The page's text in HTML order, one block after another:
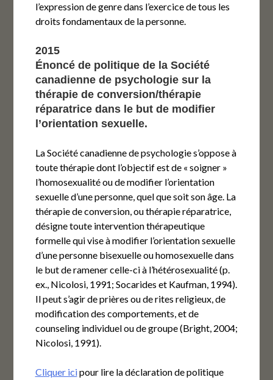
l’expression de genre dans l’exercice de tous les
droits fondamentaux de la personne.
2015
Énoncé de politique de la Société
canadienne de psychologie sur la
thérapie de conversion/thérapie
réparatrice dans le but de modifier
l’orientation sexuelle.
La Société canadienne de psychologie s’oppose à
toute thérapie dont l’objectif est de « soigner »
l’homosexualité ou de modifier l’orientation
sexuelle d’une personne, quel que soit son âge. La
thérapie de conversion, ou thérapie réparatrice,
désigne toute intervention thérapeutique
formelle qui vise à modifier l’orientation sexuelle
d’une personne bisexuelle ou homosexuelle dans
le but de ramener celle-ci à l’hétérosexualité (p.
ex., Nicolosi, 1991; Socarides et Kaufman, 1994).
Il peut s’agir de prières ou de rites religieux, de
modification des comportements, et de
counseling individuel ou de groupe (Bright, 2004;
Nicolosi, 1991).
Cliquer icipour lire la déclaration de politique